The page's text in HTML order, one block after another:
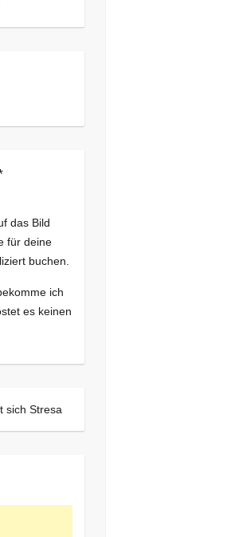
das Bild
für deine
buchen.
ich
es keinen
sich Stresa